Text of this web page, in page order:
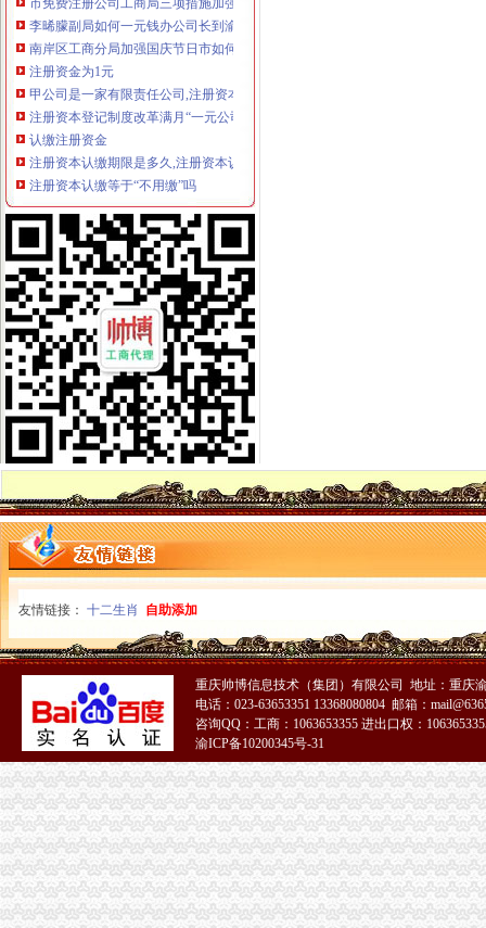
李晞朦副局如何一元钱办公司长到渝北区工商分局检查广告整治工作
南岸区工商分局加强国庆节日市如何一元钱办公司场监管
注册资金为1元
甲公司是一家有限责任公司,注册资本为1亿元。截至2009年12月,公
注册资本登记制度改革满月“一元公司”江苏只出现一家-搜狐滚动
认缴注册资金
注册资本认缴期限是多久,注册资本认缴可能会出现的问题-法邦网
注册资本认缴等于“不用缴”吗
0注册资金
专业注册开封公司财务代理0注册资金悦达财务
深圳0元开公司,注册资金认缴制是什么意思？_搜狐社会_搜狐网
0元注册公司流程
0元注册公司,拼服务也拼价格（上门服务）-南宁58同城
南京0元出资注册公司流程-南京58同城
一元注册公司流程
杭州海外公司注册：公司注册流程及费用-杭州爱问分类
万荣哪有注册公司-公司注册流程及费用-代理公司注册-教育-十堰网
如何一元钱办公司
河南：农民工创业“一元钱”就能创办企_创业聚合信息_开店之家
一元钱办公司,你动心了吗？_宁宁妈咪_天涯问答_天涯社区
一元注册公司
1元钱真的能注册公司吗？1元怎么注册公司_上海誉胜注册公司
一元注册公司-深圳市潮鼎盛企业管理有限公司
1元注册公司
1元注册公司所带来的股权分红问题_会计服务_会员交流_会计科普论坛
1元钱就能注册公司是真的吗？_搜狐财经_搜狐网
0元注册公司
0元注册公司你准备好创业了吗？_服装品牌_中国加盟网
【免费公司注册代理记账资质认证长春免费代办公司注册科提供地址
免费注册公司是真的啦不信你试试【今日推荐网-广州工商/税务/财务】
重庆一元注册公司
重庆注册一个实业公司需要多少资金.涉及到房地产开发类的--找法网
重庆一小伙花万元抢注百余域名六年没卖出一个-抢注,域名,脱手-新闻
重庆0元注册公司
【天津恩华企业孵化器有限公司_科技型企业直补2万虚拟0元注册】-
盈重庆时时2期计划表_盈重庆时时2期计划表【票公司】
重庆免费注册公司
重庆代帐|重庆公司注册-重庆财务/审计/注册-重庆招贴网
重庆代理记账_重庆工商注册_重庆办理资质_代办_企业服务_八戒财税
友情链接： 十二生肖 自助添加
重庆帅博信息技术（集团）有限公司 地址：重庆
电话：023-63653351 13368080804 邮箱：
咨询QQ：工商：1063653355 进出口权：
渝ICP备10200345号-31